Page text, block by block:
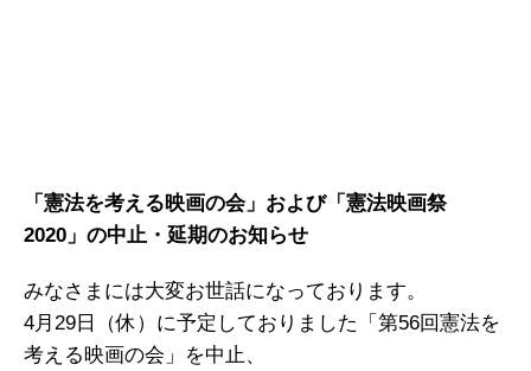
「憲法を考える映画の会」および「憲法映画祭
2020」の中止・延期のお知らせ
みなさまには大変お世話になっております。
4月29日（休）に予定しておりました「第56回憲法を
考える映画の会」を中止、